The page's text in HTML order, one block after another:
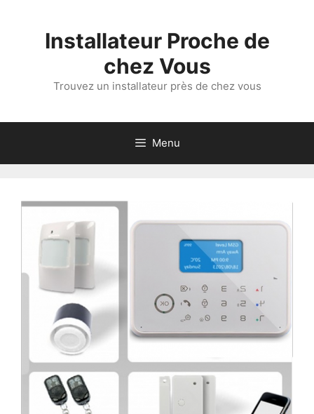
Installateur Proche de
chez Vous
Trouvez un installateur près de chez vous
Menu